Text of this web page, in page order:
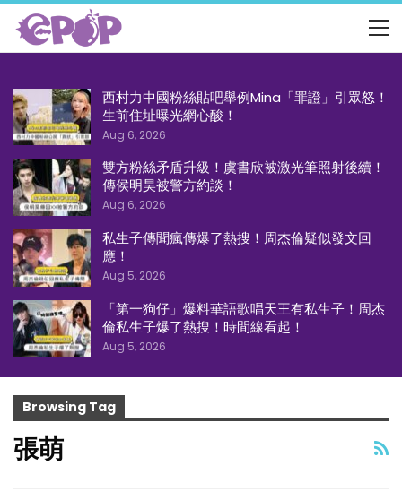
西村力中國粉絲貼吧舉例Mina「罪證」引眾怒！
生前住址曝光網心酸！
Aug 6, 2026
雙方粉絲矛盾升級！虞書欣被激光筆照射後續！
傳侯明昊被警方約談！
Aug 6, 2026
私生子傳聞瘋傳爆了熱搜！周杰倫疑似發文回
應！
Aug 5, 2026
「第一狗仔」爆料華語歌唱天王有私生子！周杰
倫私生子爆了熱搜！時間線看起！
Aug 5, 2026
Browsing Tag
張萌